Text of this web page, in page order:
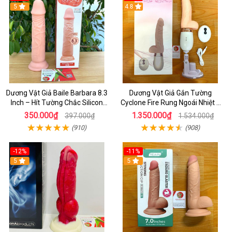
5
Dương Vật Giả Baile Barbara 8.3
Inch – Hít Tường Chắc Silicon
Giống Thật Cực Phê Cho Nữ Giới
350.000₫ 397.000₫
(910)
4.8
Dương Vật Giả Gắn Tường
Cyclone Fire Rung Ngoái Nhiệt 7
Chế Độ Silicon Cao Cấp
1.350.000₫ 1.534.000₫
(908)
-12%
5
-11%
5